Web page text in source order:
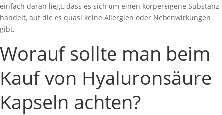
einfach daran liegt, dass es sich um einen körpereigene Substanz
handelt, auf die es quasi keine Allergien oder Nebenwirkungen
gibt.
Worauf sollte man beim
Kauf von Hyaluronsäure
Kapseln achten?